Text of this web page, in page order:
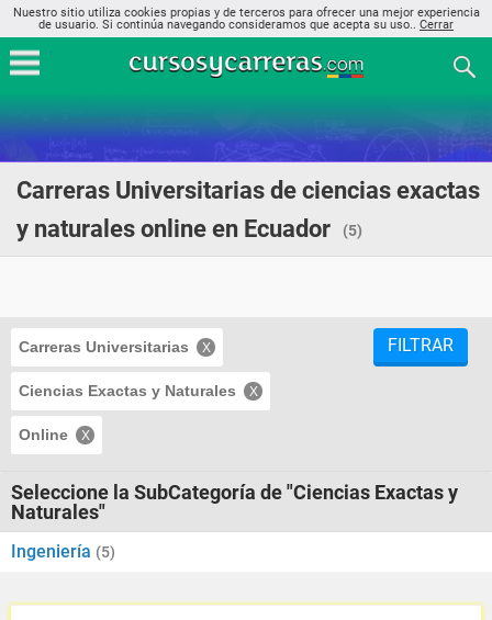
Nuestro sitio utiliza cookies propias y de terceros para ofrecer una mejor experiencia
de usuario. Si continúa navegando consideramos que acepta su uso.. Cerrar
Carreras Universitarias de ciencias exactas
y naturales online en Ecuador
(5)
Carreras Universitarias
Ciencias Exactas y Naturales
Online
FILTRAR
Seleccione la SubCategoría de "Ciencias Exactas y
Naturales"
Ingeniería (5)